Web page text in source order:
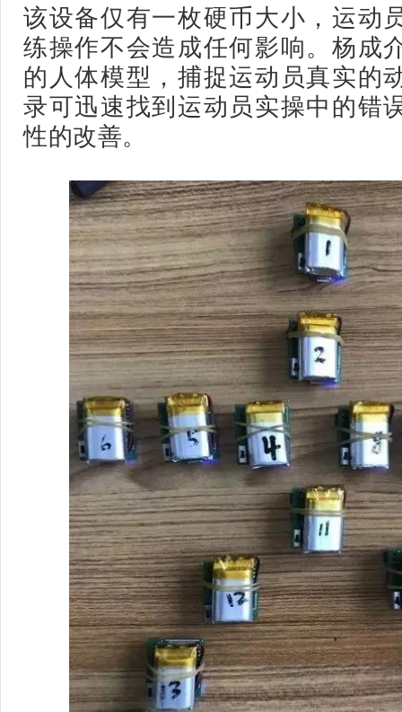
该设备仅有一枚硬币大小，运动
练操作不会造成任何影响。杨成
的人体模型，捕捉运动员真实的
录可迅速找到运动员实操中的错
性的改善。